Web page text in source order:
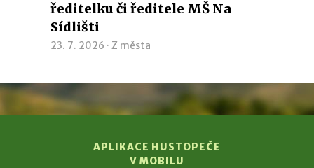
ředitelku či ředitele MŠ Na
Sídlišti
23. 7. 2026 · Z města
APLIKACE HUSTOPEČE
V MOBILU